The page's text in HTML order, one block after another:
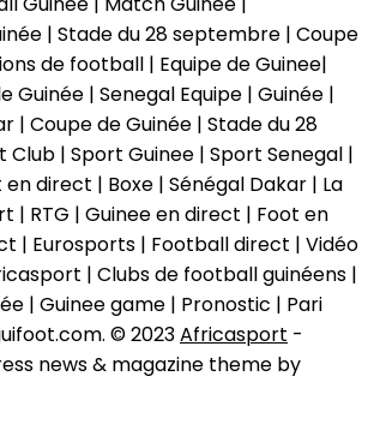
| Stade du 28 septembre | Coupe
de football | Equipe de Guinee|
Guinée | Senegal Equipe | Guinée |
| Coupe de Guinée | Stade du 28
| Sport Guinee | Sport Senegal |
direct | Boxe | Sénégal Dakar | La
| RTG | Guinee en direct | Foot en
| Eurosports | Football direct | Vidéo
| Clubs de football guinéens |
| Guinee game | Pronostic | Pari
© 2023Africasport -
news & magazine theme by